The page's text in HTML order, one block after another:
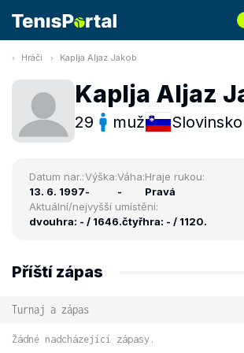
Hráči Kaplja Aljaz Jakob
Kaplja Aljaz
29 muž Slovinsko
Datum nar.:
13. 6. 1997
Výška:
-
Váha:
-
Hraje rukou:
Pravá
Aktuální/nejvyšší umístění:
dvouhra: - / 1646.čtyřhra: - / 1120.
Příští zápas
Turnaj a zápas
Žádné nadcházející zápasy.